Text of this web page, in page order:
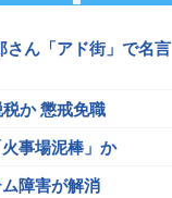
さん「アド街」で名言
か 懲戒免職
事場泥棒」か
障害が解消